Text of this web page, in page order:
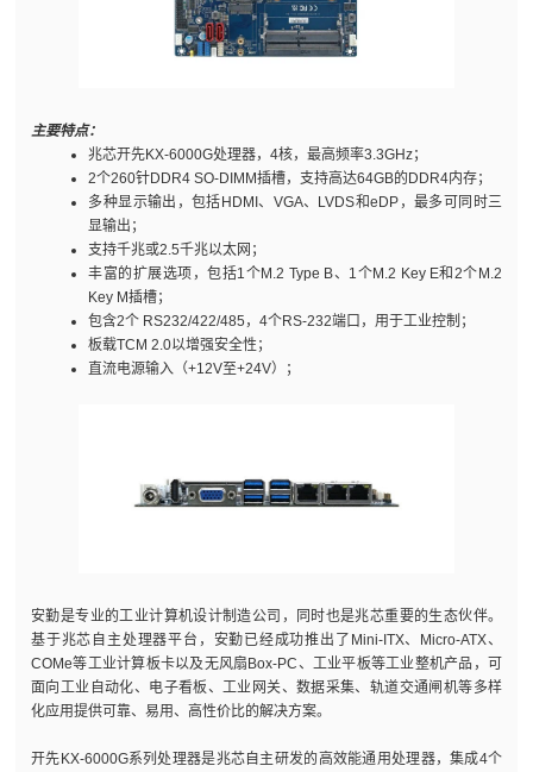
主要特点：
兆芯开先KX-6000G处理器，4核，最高频率3.3GHz；
2个260针DDR4 SO-DIMM插槽，支持高达64GB的DDR4内存；
多种显示输出，包括HDMI、VGA、LVDS和eDP，最多可同时三
显输出；
支持千兆或2.5千兆以太网；
丰富的扩展选项，包括1个M.2 Type B、1个M.2 Key E和2个M.2
Key M插槽；
包含2个 RS232/422/485，4个RS-232端口，用于工业控制；
板载TCM 2.0以增强安全性；
直流电源输入（+12V至+24V）；
安勤是专业的工业计算机设计制造公司，同时也是兆芯重要的生态伙伴。
基于兆芯自主处理器平台，安勤已经成功推出了Mini-ITX、Micro-ATX、
COMe等工业计算板卡以及无风扇Box-PC、工业平板等工业整机产品，可
面向工业自动化、电子看板、工业网关、数据采集、轨道交通闸机等多样
化应用提供可靠、易用、高性价比的解决方案。
开先KX-6000G系列处理器是兆芯自主研发的高效能通用处理器，集成4个